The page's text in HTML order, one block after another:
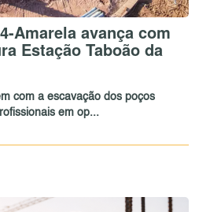
Amarela avança com
Estação Taboão da
com a escavação dos poços
em op...